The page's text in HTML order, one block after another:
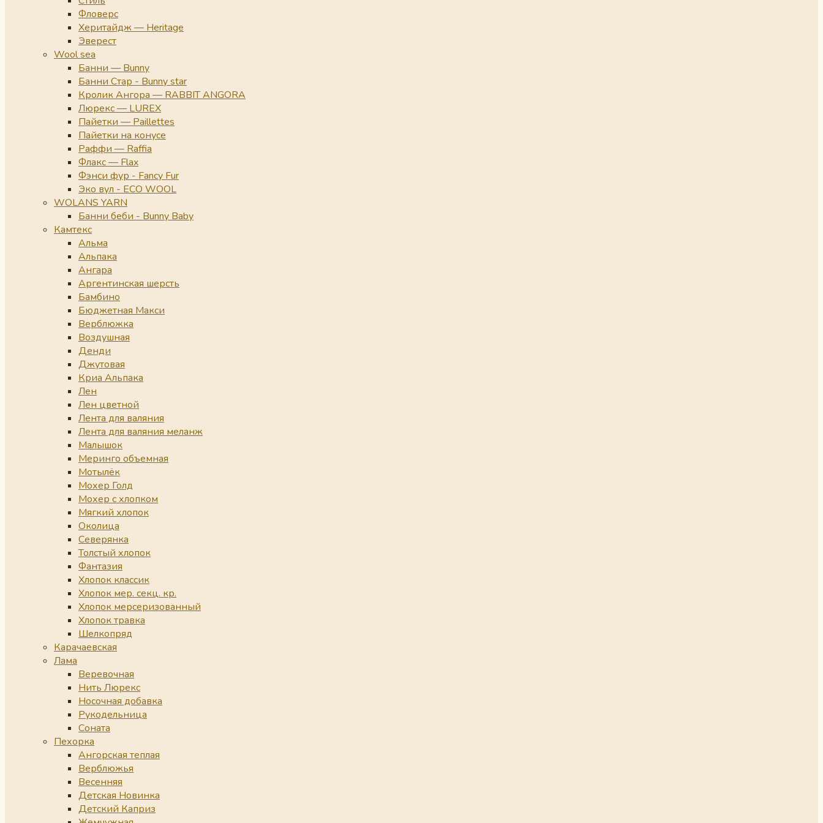
Фловерс
Херитайдж — Heritage
Эверест
Wool sea
Банни — Bunny
Банни Стар - Bunny star
Кролик Ангора — RABBIT ANGORA
Люрекс — LUREX
Пайетки — Paillettes
Пайетки на конусе
Раффи — Raffia
Флакс — Flax
Фэнси фур - Fancy Fur
Эко вул - ECO WOOL
WOLANS YARN
Банни беби - Bunny Baby
Камтекс
Альма
Альпака
Ангара
Аргентинская шерсть
Бамбино
Бюджетная Макси
Верблюжка
Воздушная
Денди
Джутовая
Криа Альпака
Лен
Лен цветной
Лента для валяния
Лента для валяния меланж
Малышок
Меринго объемная
Мотылёк
Мохер Голд
Мохер с хлопком
Мягкий хлопок
Околица
Северянка
Толстый хлопок
Фантазия
Хлопок классик
Хлопок мер. секц. кр.
Хлопок мерсеризованный
Хлопок травка
Шелкопряд
Карачаевская
Лама
Веревочная
Нить Люрекс
Носочная добавка
Рукодельница
Соната
Пехорка
Ангорская теплая
Верблюжья
Весенняя
Детская Новинка
Детский Каприз